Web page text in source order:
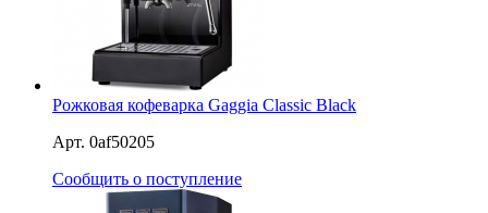
Рожковая кофеварка Gaggia Classic Black
Арт. 0af50205
Сообщить о поступление